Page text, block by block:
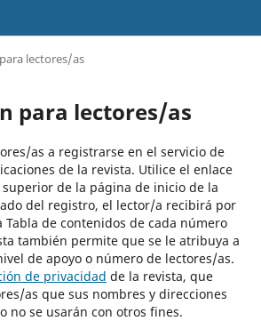
lectores/as
para lectores/as
as a registrarse en el servicio de
de la revista. Utilice el enlace
de la página de inicio de la
del registro, el lector/a recibirá por
Tabla de contenidos de cada número
también permite que se le atribuya a
de apoyo o número de lectores/as.
de privacidad de la revista, que
as que sus nombres y direcciones
no se usarán con otros fines.